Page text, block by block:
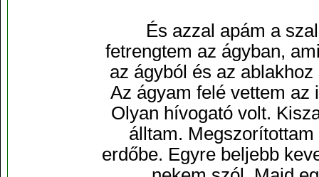
És azzal apám a
fetrengtem az ágyban,
az ágyból és az
Az ágyam felé vettem az
Olyan hívogató volt.
álltam.
erdőbe. Egyre beljebb